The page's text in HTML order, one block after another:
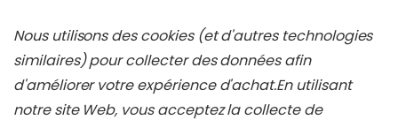
Nous utilisons des cookies (et d'autres technologies
similaires) pour collecter des données afin
d'améliorer votre expérience d'achat.En utilisant
notre site Web, vous acceptez la collecte de